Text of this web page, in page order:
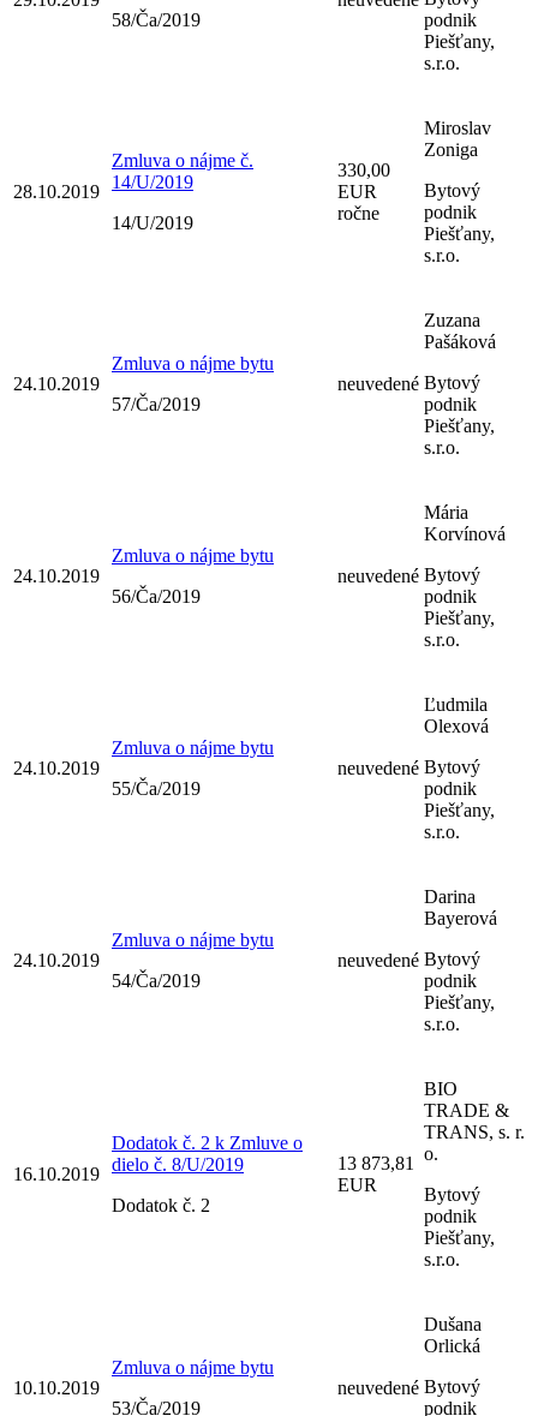
58/Ča/2019
podnik
Piešťany,
s.r.o.
28.10.2019
Zmluva o nájme č.
14/U/2019
14/U/2019
330,00
EUR
ročne
Miroslav
Zoniga
Bytový
podnik
Piešťany,
s.r.o.
24.10.2019
Zmluva o nájme bytu
57/Ča/2019
neuvedené
Zuzana
Pašáková
Bytový
podnik
Piešťany,
s.r.o.
24.10.2019
Zmluva o nájme bytu
56/Ča/2019
neuvedené
Mária
Korvínová
Bytový
podnik
Piešťany,
s.r.o.
24.10.2019
Zmluva o nájme bytu
55/Ča/2019
neuvedené
Ľudmila
Olexová
Bytový
podnik
Piešťany,
s.r.o.
24.10.2019
Zmluva o nájme bytu
54/Ča/2019
neuvedené
Darina
Bayerová
Bytový
podnik
Piešťany,
s.r.o.
16.10.2019
Dodatok č. 2 k Zmluve o
dielo č. 8/U/2019
Dodatok č. 2
13 873,81
EUR
BIO
TRADE &
TRANS, s. r.
o.
Bytový
podnik
Piešťany,
s.r.o.
10.10.2019
Zmluva o nájme bytu
53/Ča/2019
neuvedené
Dušana
Orlická
Bytový
podnik